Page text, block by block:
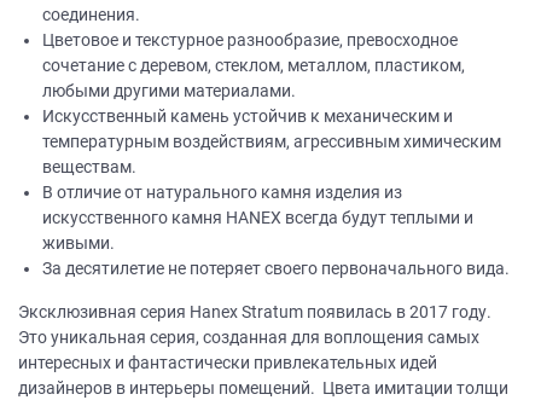
соединения.
Цветовое и текстурное разнообразие, превосходное
сочетание с деревом, стеклом, металлом, пластиком,
любыми другими материалами.
Искусственный камень устойчив к механическим и
температурным воздействиям, агрессивным химическим
веществам.
В отличие от натурального камня изделия из
искусственного камня НANEХ всегда будут теплыми и
живыми.
За десятилетие не потеряет своего первоначального вида.
Эксклюзивная серия Hanex Stratum появилась в 2017 году.
Это уникальная серия, созданная для воплощения самых
интересных и фантастически привлекательных идей
дизайнеров в интерьеры помещений. Цвета имитации толщи